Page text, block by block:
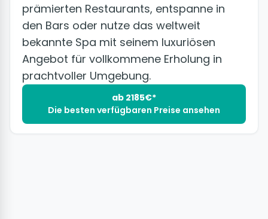
prämierten Restaurants, entspanne in
den Bars oder nutze das weltweit
bekannte Spa mit seinem luxuriösen
Angebot für vollkommene Erholung in
prachtvoller Umgebung.
ab 2185€*
Die besten verfügbaren Preise ansehen